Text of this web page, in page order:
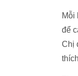
Mỗi
để
Chị